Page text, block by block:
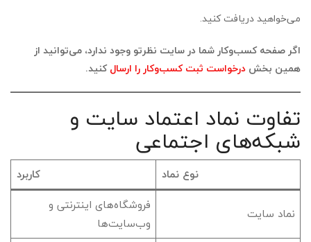
می‌خواهید دریافت کنید.
اگر صفحه کسب‌وکار شما در سایت نظرتو وجود ندارد، می‌توانید از
همین بخش درخواست ثبت کسب‌وکار را ارسالکنید.
تفاوت نماد اعتماد سایت و
شبکه‌های اجتماعی
نوع نماد کاربرد
نماد سایت
فروشگاه‌های اینترنتی و
وب‌سایت‌ها